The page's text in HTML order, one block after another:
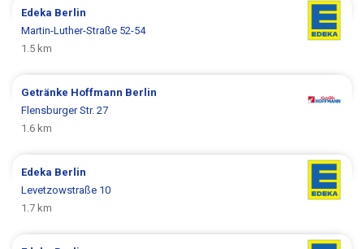
Edeka Berlin
Martin-Luther-Straße 52-54
1.5 km
Getränke Hoffmann Berlin
Flensburger Str. 27
1.6 km
Edeka Berlin
Levetzowstraße 10
1.7 km